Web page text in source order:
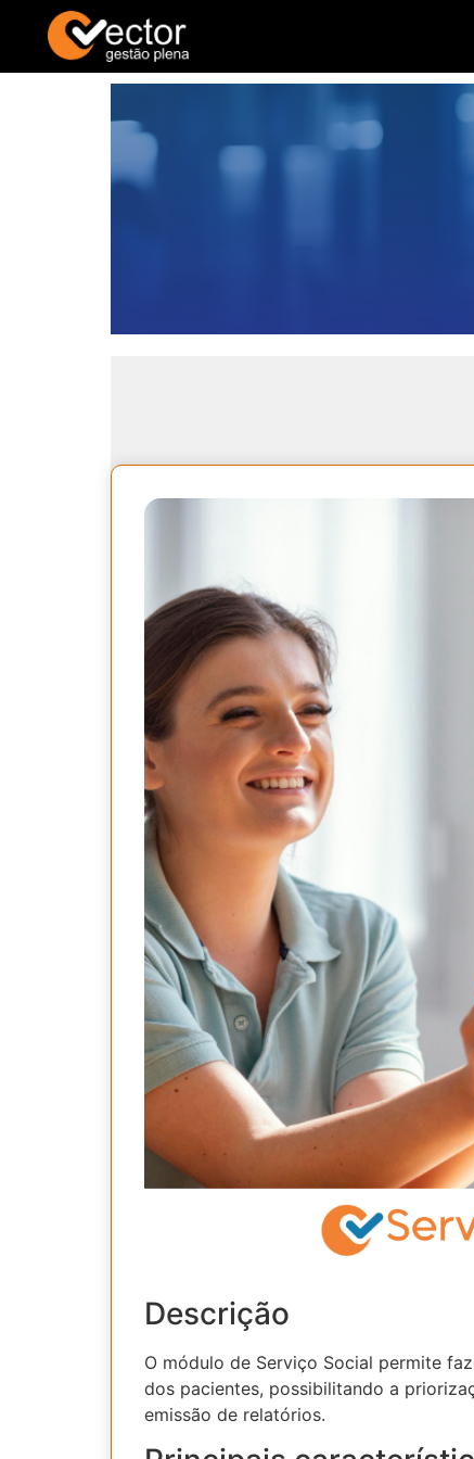
Descrição
O módulo de Serviço Social permite
dos pacientes, possibilitando a
emissão de relatórios.